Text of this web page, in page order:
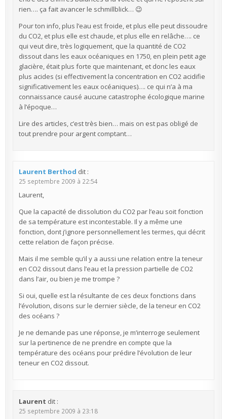
rien…. ça fait avancer le schmillblick… 😉
Pour ton info, plus l’eau est froide, et plus elle peut dissoudre
du CO2, et plus elle est chaude, et plus elle en relâche…. ce
qui veut dire, très logiquement, que la quantité de CO2
dissout dans les eaux océaniques en 1750, en plein petit age
glacière, était plus forte que maintenant, et donc les eaux
plus acides (si effectivement la concentration en CO2 acidifie
significativement les eaux océaniques)…. ce qui n’a à ma
connaissance causé aucune catastrophe écologique marine
à l’époque…
Lire des articles, c’est très bien… mais on est pas obligé de
tout prendre pour argent comptant…
Laurent Berthod dit :
25 septembre 2009 à 22:54
Laurent,
Que la capacité de dissolution du CO2 par l’eau soit fonction
de sa température est incontestable. Il y a même une
fonction, dont j’ignore personnellement les termes, qui décrit
cette relation de façon précise.
Mais il me semble qu’il y a aussi une relation entre la teneur
en CO2 dissout dans l’eau et la pression partielle de CO2
dans l’air, ou bien je me trompe ?
Si oui, quelle est la résultante de ces deux fonctions dans
l’évolution, disons sur le dernier siècle, de la teneur en CO2
des océans ?
Je ne demande pas une réponse, je m’interroge seulement
sur la pertinence de ne prendre en compte que la
température des océans pour prédire l’évolution de leur
teneur en CO2 dissout.
Laurent dit :
25 septembre 2009 à 23:18